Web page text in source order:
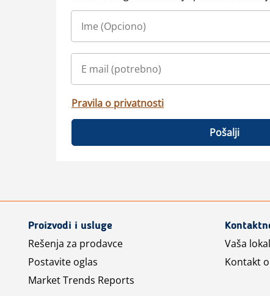
Pravila o privatnosti
Pošalji
Proizvodi i usluge
Rešenja za prodavce
Postavite oglas
Market Trends Reports
Vaša
Kontakt